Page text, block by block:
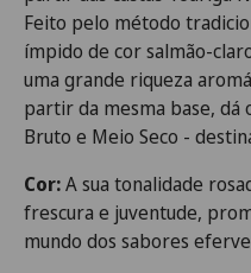
Feito pelo método
ímpido de corsalmão-
uma grande riqueza
partir da mesma base, dá
Bruto e Meio Seco -
Cor:A sua tonalidade
frescura e juventude,
mundo dos sabores